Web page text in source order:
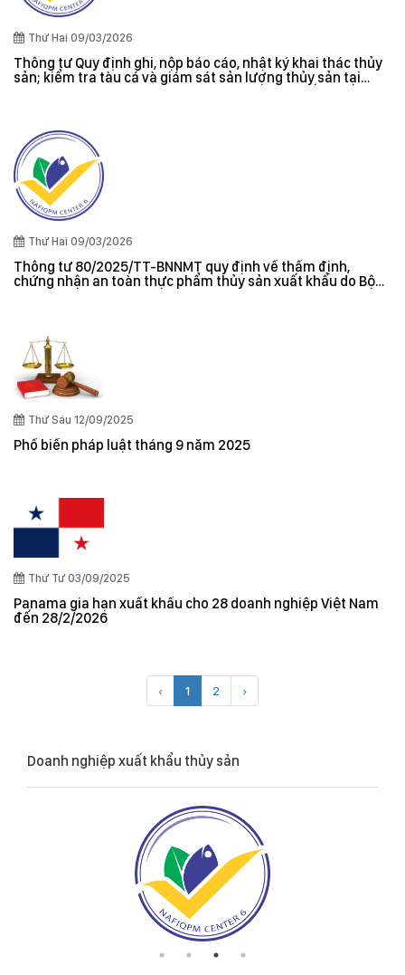
Thứ Hai 09/03/2026
Thông tư Quy định ghi, nộp báo cáo, nhật ký khai thác thủy
sản; kiểm tra tàu cá và giám sát sản lượng thủy sản tại
Thứ Hai 09/03/2026
Thông tư 80/2025/TT-BNNMT quy định về thẩm định,
chứng nhận an toàn thực phẩm thủy sản xuất khẩu do Bộ
Thứ Sáu 12/09/2025
Phổ biến pháp luật tháng 9 năm 2025
Thứ Tư 03/09/2025
Panama gia hạn xuất khẩu cho 28 doanh nghiệp Việt Nam
đến 28/2/2026
‹ 1 2 ›
Doanh nghiệp xuất khẩu thủy sản